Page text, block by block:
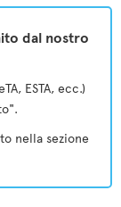
dal nostro
ESTA, ecc.)
nella sezione